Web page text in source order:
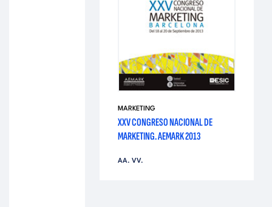
MARKETING
XXV CONGRESO NACIONAL DE
MARKETING. AEMARK 2013
AA. VV.